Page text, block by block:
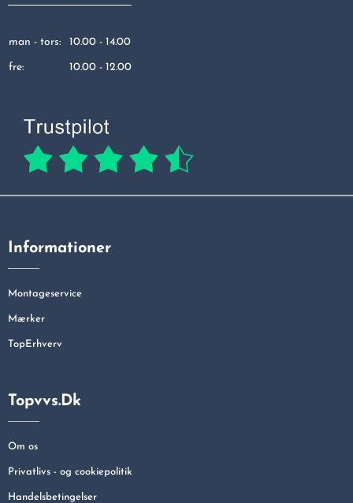
man - tors: 10.00 - 14.00
fre: 10.00 - 12.00
Informationer
Montageservice
Mærker
TopErhverv
Topvvs.dk
Om os
Privatlivs - og cookiepolitik
Handelsbetingelser